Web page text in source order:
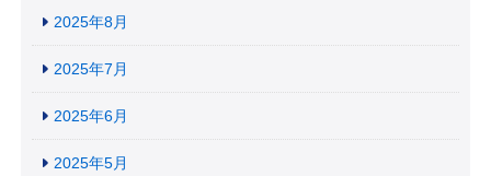
2025年8月
2025年7月
2025年6月
2025年5月